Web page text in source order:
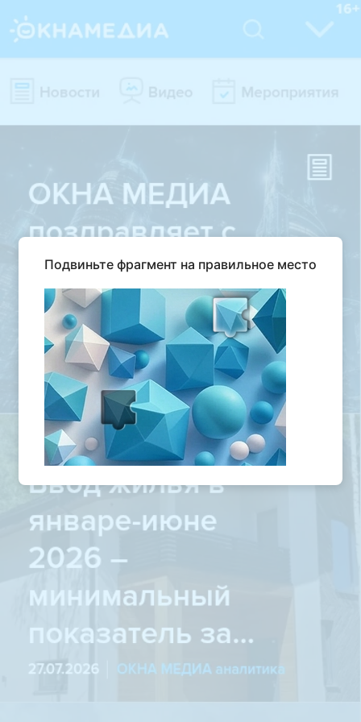
Подвиньте фрагмент на правильное место